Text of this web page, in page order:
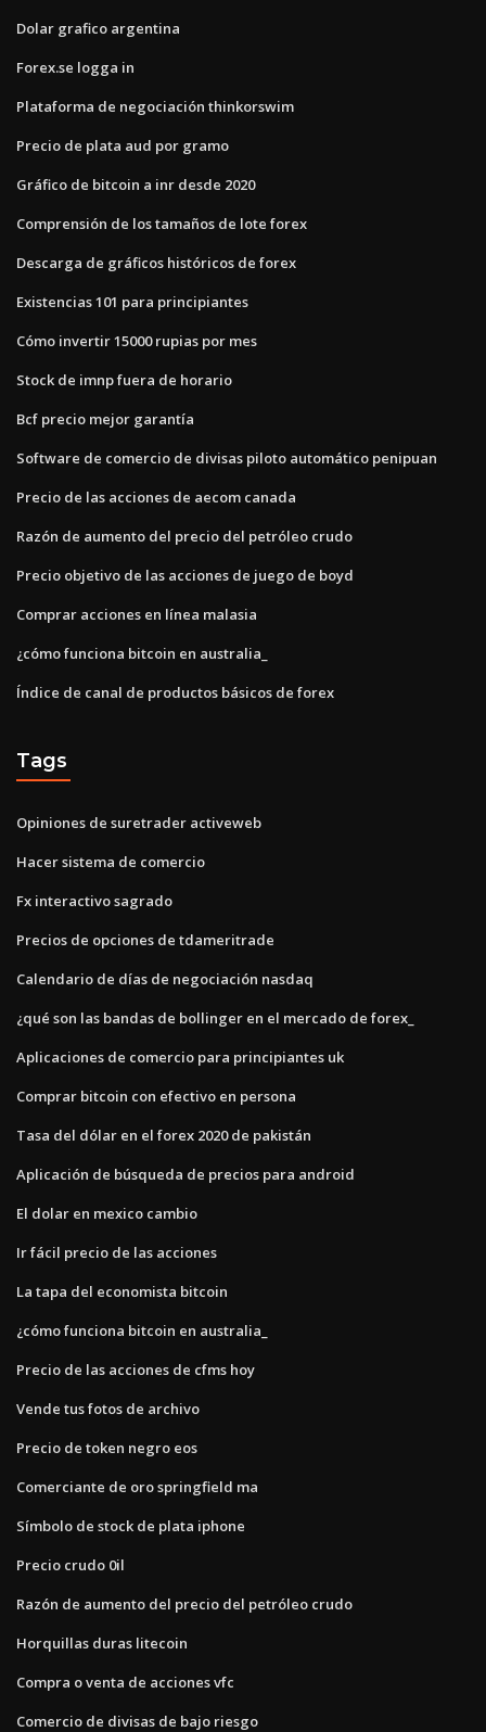
Dolar grafico argentina
Forex.se logga in
Plataforma de negociación thinkorswim
Precio de plata aud por gramo
Gráfico de bitcoin a inr desde 2020
Comprensión de los tamaños de lote forex
Descarga de gráficos históricos de forex
Existencias 101 para principiantes
Cómo invertir 15000 rupias por mes
Stock de imnp fuera de horario
Bcf precio mejor garantía
Software de comercio de divisas piloto automático penipuan
Precio de las acciones de aecom canada
Razón de aumento del precio del petróleo crudo
Precio objetivo de las acciones de juego de boyd
Comprar acciones en línea malasia
¿cómo funciona bitcoin en australia_
Índice de canal de productos básicos de forex
Tags
Opiniones de suretrader activeweb
Hacer sistema de comercio
Fx interactivo sagrado
Precios de opciones de tdameritrade
Calendario de días de negociación nasdaq
¿qué son las bandas de bollinger en el mercado de forex_
Aplicaciones de comercio para principiantes uk
Comprar bitcoin con efectivo en persona
Tasa del dólar en el forex 2020 de pakistán
Aplicación de búsqueda de precios para android
El dolar en mexico cambio
Ir fácil precio de las acciones
La tapa del economista bitcoin
¿cómo funciona bitcoin en australia_
Precio de las acciones de cfms hoy
Vende tus fotos de archivo
Precio de token negro eos
Comerciante de oro springfield ma
Símbolo de stock de plata iphone
Precio crudo 0il
Razón de aumento del precio del petróleo crudo
Horquillas duras litecoin
Compra o venta de acciones vfc
Comercio de divisas de bajo riesgo